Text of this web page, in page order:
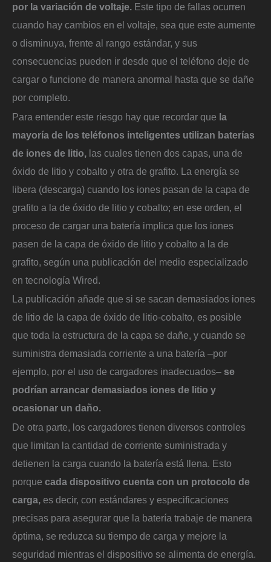
por la variación de voltaje. Este tipo de fallas ocurren
cuando hay cambios en el voltaje, sea que este aumente
o disminuya, frente al rango estándar, y sus
consecuencias pueden ir desde que el teléfono deje de
cargar o funcione de manera anormal hasta que se dañe
por completo.
Para entender este riesgo hay que recordar que la
mayoría de los teléfonos inteligentes utilizan baterías
de iones de litio, las cuales tienen dos capas, una de
óxido de litio y cobalto y otra de grafito. La energía se
libera (descarga) cuando los iones pasan de la capa de
grafito a la de óxido de litio y cobalto; en ese orden, el
proceso de cargar una batería implica que los iones
pasen de la capa de óxido de litio y cobalto a la de
grafito, según una publicación del medio especializado
en tecnología Wired.
La publicación añade que si se sacan demasiados iones
de litio de la capa de óxido de litio-cobalto, es posible
que toda la estructura de la capa se dañe, y cuando se
suministra demasiada corriente a una batería –por
ejemplo, por el uso de cargadores inadecuados– se
podrían arrancar demasiados iones de litio y
ocasionar un daño.
De otra parte, los cargadores tienen diversos controles
que limitan la cantidad de corriente suministrada y
detienen la carga cuando la batería está llena. Esto
porque cada dispositivo cuenta con un protocolo de
carga, es decir, con estándares y especificaciones
precisas para asegurar que la batería trabaje de manera
óptima, se reduzca su tiempo de carga y mejore la
seguridad mientras el dispositivo se alimenta de energía.